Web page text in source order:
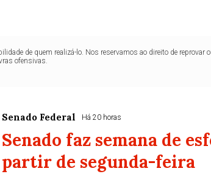
de quem realizá-lo. Nos reservamos ao direito de reprovar
ofensivas.
Senado Federal Há 20 horas
Senado faz semana de
partir de segunda-feira